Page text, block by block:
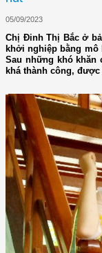
05/09/2023
Chị Đinh Thị Bắc ở
khởi nghiệp bằng
Sau những khó khăn
khá thành công,